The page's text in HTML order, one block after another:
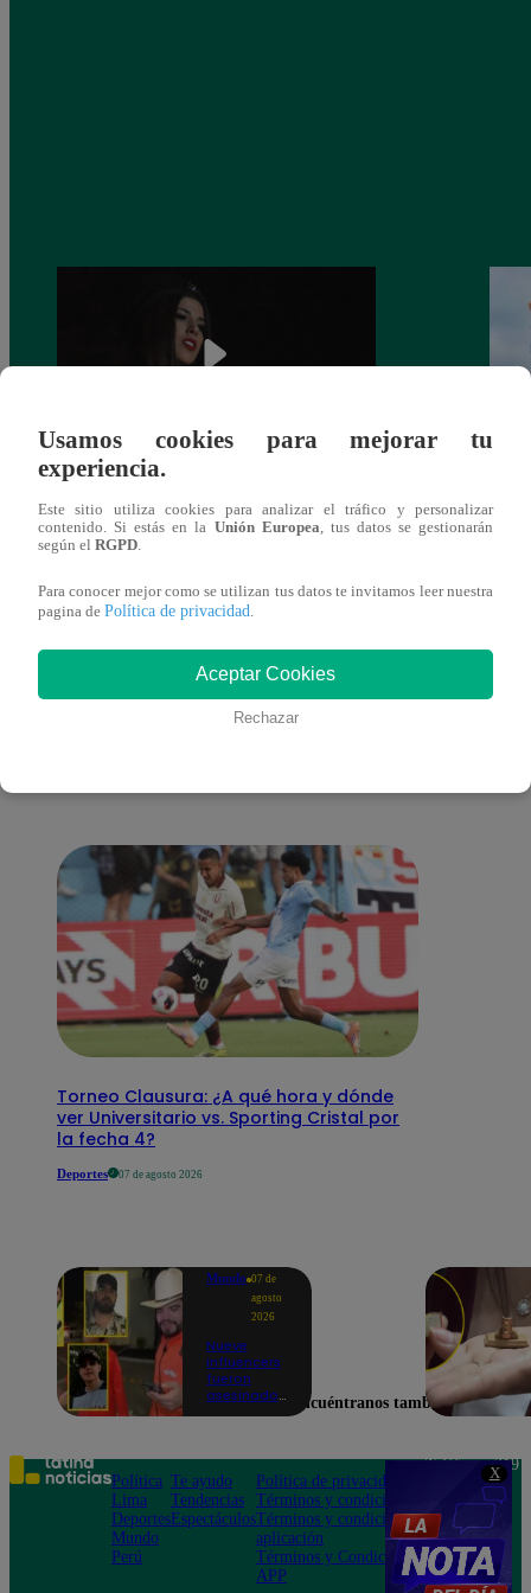
X
más unidas que nunca?
También te puede
Torneo Clausura: ¿A qué hora y dónde
ver Universitario vs. Sporting Cristal por
la fecha 4?
Deportes 07 de agosto 2026
Mundo 07 de
agosto
2026
Nueve
influencers
fueron
asesinados
el Cártel de
Sinaloa
Usamos cookies para mejorar tu
experiencia.
Este sitio utiliza cookies para analizar el tráfico y personalizar
contenido. Si estás en la Unión Europea , tus datos se gestionarán
según el RGPD
Para conocer mejor como se utilizan tus datos te invitamos leer nuestra
pagina de Política de privacidad
Aceptar Cookies
Rechazar
Encuéntranos también en
Política
Lima
Deportes
Mundo
Perú
Te ayudo
Tendencias
Espectáculos
Política de privacidad
Términos y condiciones
Términos y condiciones
aplicación
Términos y Condiciones
APP
Teléfono: 219
Av. San
Felipe 968
Jesús María